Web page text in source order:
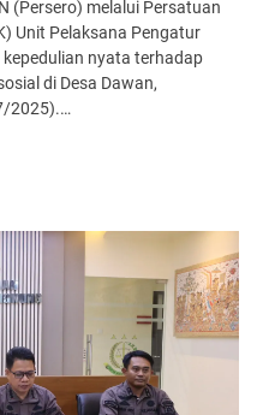
(Persero) melalui Persatuan
Unit Pelaksana Pengatur
nyata terhadap
di Desa Dawan,
2025).…